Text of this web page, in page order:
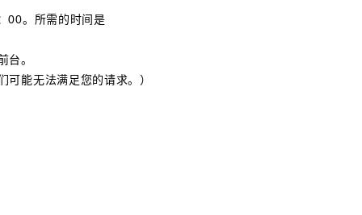
00。所需的时间是
台。
能无法满足您的请求。）